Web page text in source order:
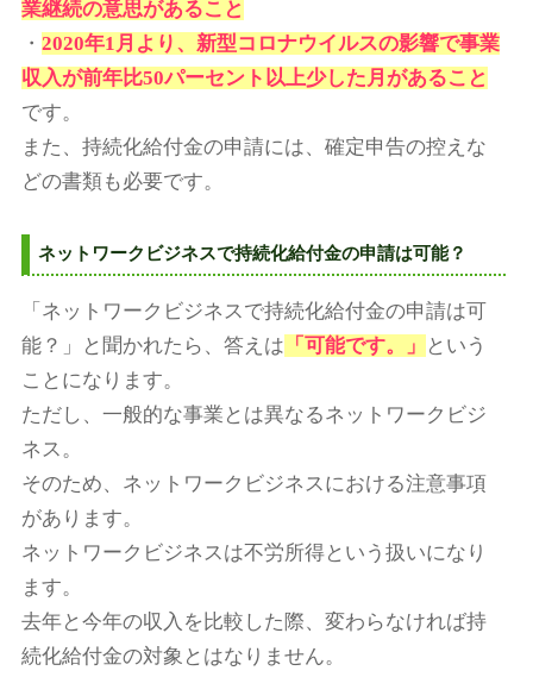
業継続の意思があること
・ 2020年1月より、新型コロナウイルスの影響で事業
収入が前年比50パーセント以上少した月があること
です。
また、持続化給付金の申請には、確定申告の控えな
どの書類も必要です。
ネットワークビジネスで持続化給付金の申請は可能？
「ネットワークビジネスで持続化給付金の申請は可
能？」と聞かれたら、答えは 「可能です。」
という
ことになります。
ただし、一般的な事業とは異なるネットワークビジ
ネス。
そのため、ネットワークビジネスにおける注意事項
があります。
ネットワークビジネスは不労所得という扱いになり
ます。
去年と今年の収入を比較した際、変わらなければ持
続化給付金の対象とはなりません。